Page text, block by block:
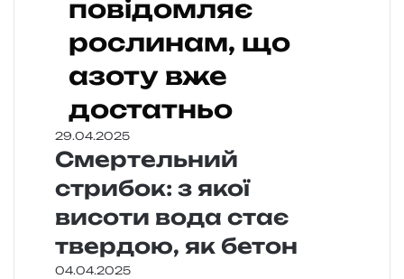
повідомляє
рослинам, що
азоту вже
достатньо
29.04.2025
Смертельний
стрибок: з якої
висоти вода стає
твердою, як бетон
04.04.2025